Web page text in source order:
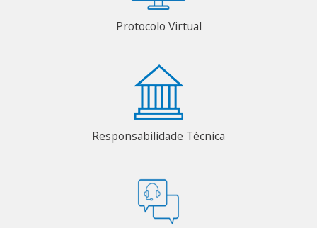
Protocolo Virtual
Responsabilidade Técnica